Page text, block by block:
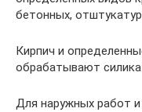
бетонных,
Кирпич и
обрабатывают
Для наружных работ